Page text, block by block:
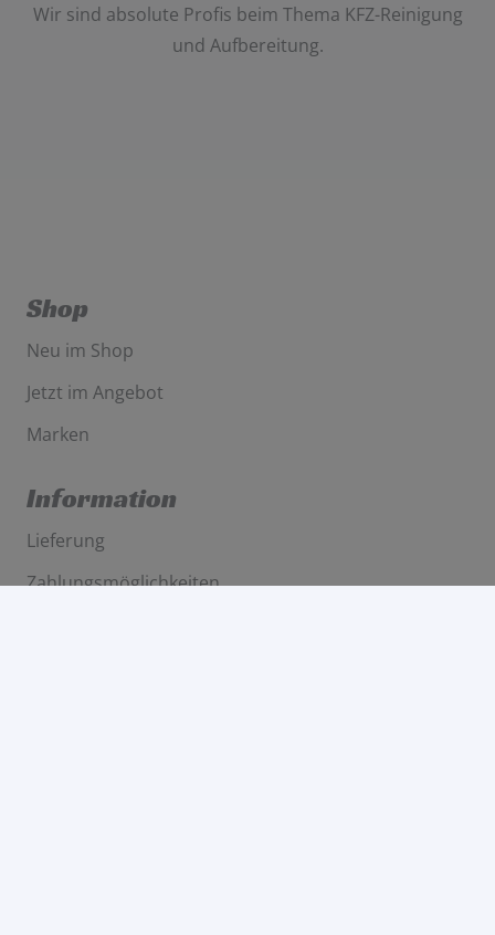
Wir sind absolute Profis beim Thema KFZ-Reinigung
und Aufbereitung.
Shop
Neu im Shop
Jetzt im Angebot
Marken
Information
Lieferung
Zahlungsmöglichkeiten